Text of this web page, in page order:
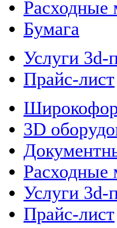
Расходные
Бумага
Услуги 3d-
Прайс-лист
3D
Расходные
Услуги 3d-
Прайс-лист